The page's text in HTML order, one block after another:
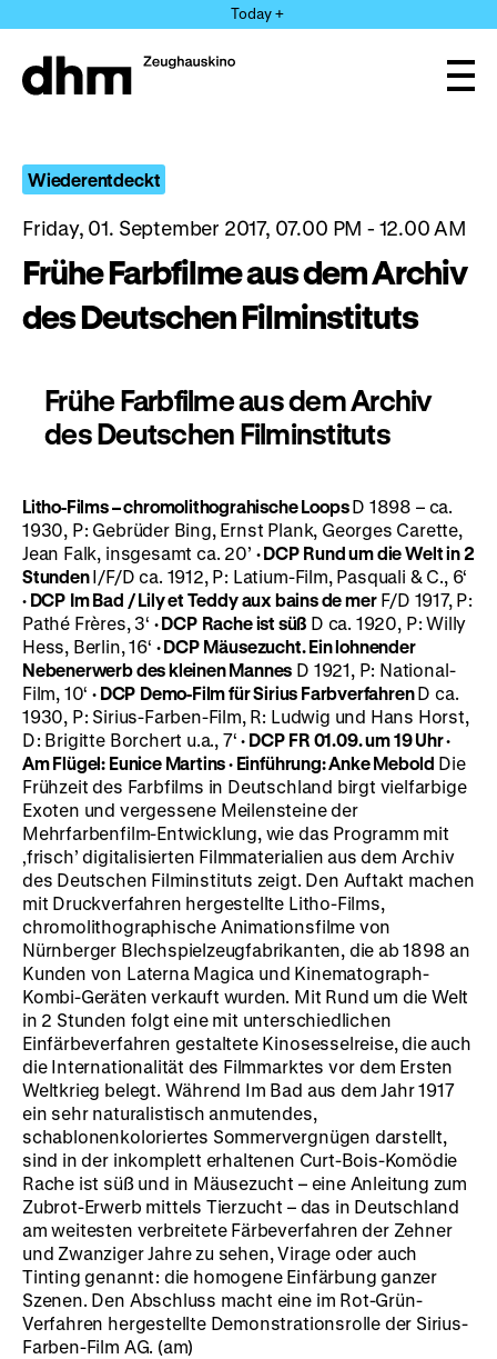
directly
the
Today +
Wiederentdeckt
Friday, 01. September 2017, 07.00 PM - 12.00 AM
Frühe Farbfilme aus dem Archiv
des Deutschen Filminstituts
Frühe Farbfilme aus dem Archiv
des Deutschen Filminstituts
Litho-Films – chromolithograhische LoopsD 1898 – ca.
1930, P: Gebrüder Bing, Ernst Plank, Georges Carette,
Jean Falk, insgesamt ca. 20’ ·DCP Rund um die Welt in 2
StundenI/F/D ca. 1912, P: Latium-Film, Pasquali & C., 6‘
·DCP Im Bad / Lily et Teddy aux bains de merF/D 1917, P:
Pathé Frères, 3‘ ·DCP Rache ist süß D ca. 1920, P: Willy
Hess, Berlin, 16‘ ·DCP Mäusezucht. Ein lohnender
Nebenerwerb des kleinen Mannes D 1921, P: National-
Film, 10‘·DCP Demo-Film für Sirius FarbverfahrenD ca.
1930, P: Sirius-Farben-Film, R: Ludwig und Hans Horst,
D: Brigitte Borchert u.a., 7‘· DCP FR 01.09. um 19 Uhr·
Am Flügel: Eunice Martins·Einführung: Anke Mebold Die
Frühzeit des Farbfilms in Deutschland birgt vielfarbige
Exoten und vergessene Meilensteine der
Mehrfarbenfilm-Entwicklung, wie das Programm mit
‚frisch’ digitalisierten Filmmaterialien aus dem Archiv
des Deutschen Filminstituts zeigt. Den Auftakt machen
mit Druckverfahren hergestellte Litho-Films,
chromolithographische Animationsfilme von
Nürnberger Blechspielzeugfabrikanten, die ab 1898 an
Kunden von Laterna Magica und Kinematograph-
Kombi-Geräten verkauft wurden. Mit Rund um die Welt
in 2 Stunden folgt eine mit unterschiedlichen
Einfärbeverfahren gestaltete Kinosesselreise, die auch
die Internationalität des Filmmarktes vor dem Ersten
Weltkrieg belegt. Während Im Bad aus dem Jahr 1917
ein sehr naturalistisch anmutendes,
schablonenkoloriertes Sommervergnügen darstellt,
sind in der inkomplett erhaltenen Curt-Bois-Komödie
Rache ist süß und in Mäusezucht – eine Anleitung zum
Zubrot-Erwerb mittels Tierzucht – das in Deutschland
am weitesten verbreitete Färbeverfahren der Zehner
und Zwanziger Jahre zu sehen, Virage oder auch
Tinting genannt: die homogene Einfärbung ganzer
Szenen. Den Abschluss macht eine im Rot-Grün-
Verfahren hergestellte Demonstrationsrolle der Sirius-
Farben-Film AG. (am)